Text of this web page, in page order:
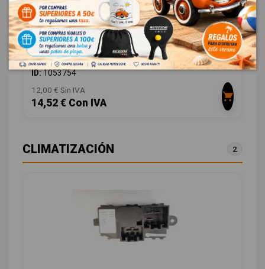
SENSOR DE APARCAMIENTO 8A6T15K859AA
FORD MONDEO SPORTBREAK (CA2) 2.0 TDCI CAT
OEM:8A6T15K859AA
ID:1053754
12,00 € Sin IVA
14,52 € Con IVA
CLIMATIZACIÓN 2